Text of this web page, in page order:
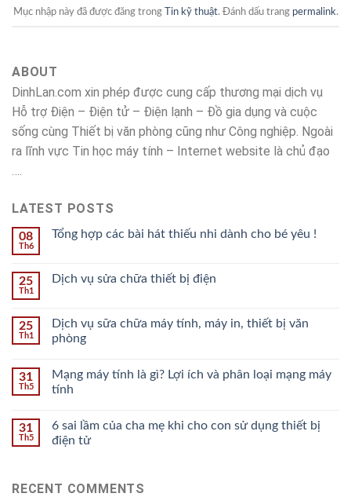
Mục nhập này đã được đăng trong Tin kỹ thuật. Đánh dấu trang permalink.
ABOUT
DinhLan.com xin phép được cung cấp thương mại dịch vụ
Hỗ trợ Điện – Điện tử – Điện lạnh – Đồ gia dụng và cuộc
sống cùng Thiết bị văn phòng cũng như Công nghiệp. Ngoài
ra lĩnh vực Tin học máy tính – Internet website là chủ đạo
….
LATEST POSTS
08
Th6
Tổng hợp các bài hát thiếu nhi dành cho bé yêu !
25
Th1
Dịch vụ sửa chữa thiết bị điện
25
Th1
Dịch vụ sữa chữa máy tính, máy in, thiết bị văn
phòng
31
Th5
Mạng máy tính là gì? Lợi ích và phân loại mạng máy
tính
31
Th5
6 sai lầm của cha mẹ khi cho con sử dụng thiết bị
điện tử
RECENT COMMENTS